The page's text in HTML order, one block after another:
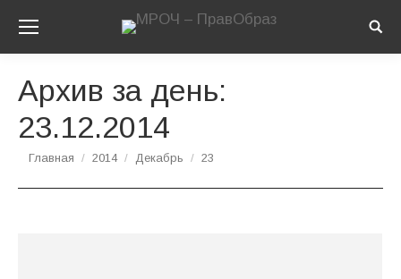
Архив за день:
23.12.2014
Вы здесь:
Главная 2014 Декабрь 23